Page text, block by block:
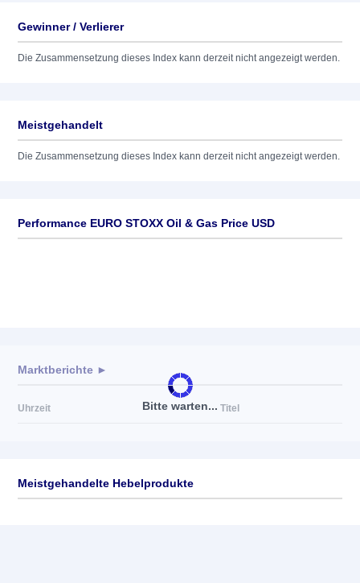
Gewinner / Verlierer
Die Zusammensetzung dieses Index kann derzeit nicht angezeigt werden.
Meistgehandelt
Die Zusammensetzung dieses Index kann derzeit nicht angezeigt werden.
Performance EURO STOXX Oil & Gas Price USD
Bitte warten...
Marktberichte ►
Uhrzeit Titel
Meistgehandelte Hebelprodukte